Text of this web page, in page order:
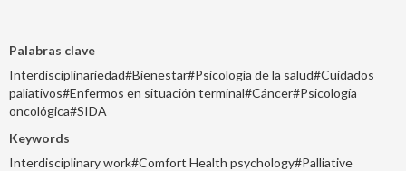
Palabras clave
Interdisciplinariedad#Bienestar#Psicología de la salud#Cuidados
paliativos#Enfermos en situación terminal#Cáncer#Psicología
oncológica#SIDA
Keywords
Interdisciplinary work#Comfort Health psychology#Palliative